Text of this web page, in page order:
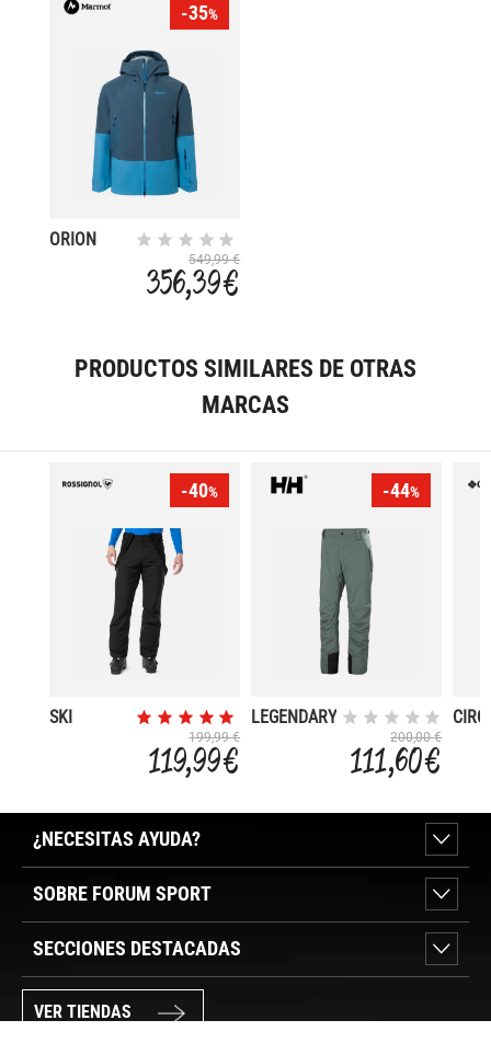
-35%
ORION
549,99 €
356,39 €
PRODUCTOS SIMILARES DE OTRAS
MARCAS
-40%
SKI
199,99 €
119,99 €
-44%
LEGENDARY
200,00 €
111,60 €
¿NECESITAS AYUDA?
SOBRE FORUM SPORT
SECCIONES DESTACADAS
VER TIENDAS